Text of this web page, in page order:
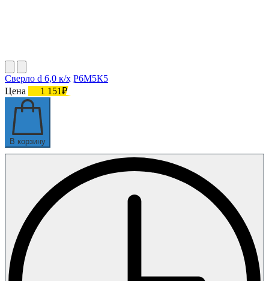
Сверло d 6,0 к/х Р6М5К5
Цена
1 151₽
В корзину